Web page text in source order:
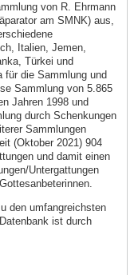
von R. Ehrmann
am SMNK) aus,
Italien, Jemen,
Türkei und
für die Sammlung und
Sammlung von 5.865
Jahren 1998 und
durch Schenkungen
Sammlungen
(Oktober 2021) 904
und damit einen
Untergattungen
den umfangreichsten
ist durch